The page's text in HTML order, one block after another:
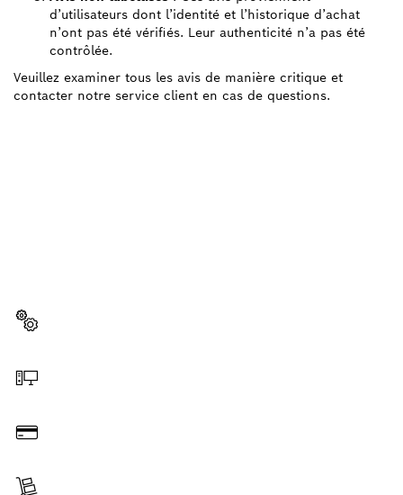
d’utilisateurs dont l’identité et l’historique d’achat
n’ont pas été vérifiés. Leur authenticité n’a pas été
contrôlée.
Veuillez examiner tous les avis de manière critique et
contacter notre service client en cas de questions.